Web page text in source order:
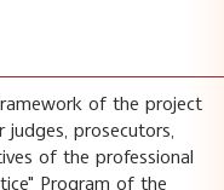
of the project
judges, prosecutors,
of the professional
Program of the